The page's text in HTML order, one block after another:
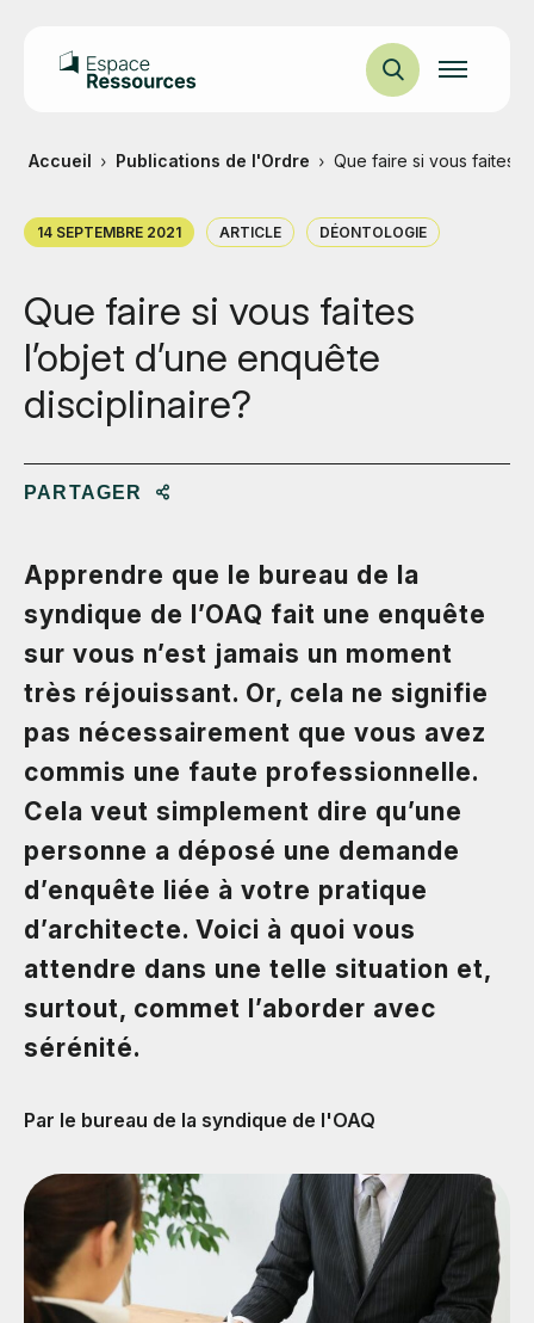
Ouvrir
Accueil Publications de l'Ordre Que faire si vous faites
DATE
DE
14 SEPTEMBRE 2021
TYPE
DE
ARTICLE
CATÉGORIE
:
DÉONTOLOGIE
Que faire si vous faites
l’objet d’une enquête
disciplinaire?
PARTAGER
Apprendre que le bureau de la
syndique de l’OAQ fait une enquête
sur vous n’est jamais un moment
très réjouissant. Or, cela ne signifie
pas nécessairement que vous avez
commis une faute professionnelle.
Cela veut simplement dire qu’une
personne a déposé une demande
d’enquête liée à votre pratique
d’architecte. Voici à quoi vous
attendre dans une telle situation et,
surtout, commet l’aborder avec
sérénité.
Par le bureau de la syndique de l'OAQ